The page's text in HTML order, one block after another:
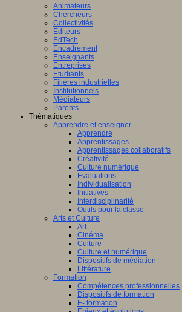
Animateurs
Chercheurs
Collectivités
Editeurs
EdTech
Encadrement
Enseignants
Entreprises
Etudiants
Filières industrielles
Institutionnels
Médiateurs
Parents
Thématiques
Apprendre et enseigner
Apprendre
Apprentissages
Apprentissages collaboratifs
Créativité
Culture numérique
Evaluations
Individualisation
Initiatives
Interdisciplinarité
Outils pour la classe
Arts et Culture
Art
Cinéma
Culture
Culture et numérique
Dispositifs de médiation
Littérature
Formation
Compétences professionnelles
Dispositifs de formation
E- formation